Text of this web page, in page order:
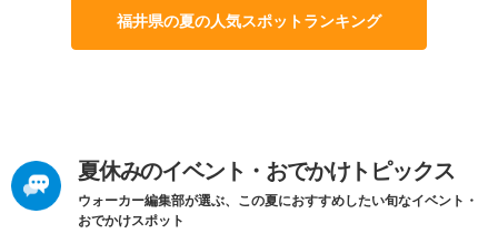
福井県の夏の人気スポットランキング
夏休みのイベント・おでかけトピックス
ウォーカー編集部が選ぶ、この夏におすすめしたい旬なイベント・
おでかけスポット